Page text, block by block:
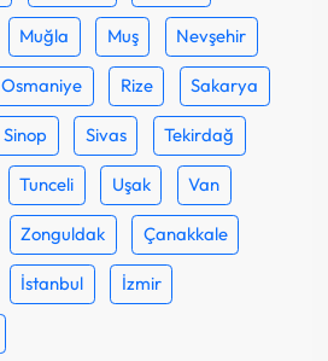
Muğla Muş Nevşehir
Osmaniye Rize Sakarya
Sinop Sivas Tekirdağ
Tunceli Uşak Van
Zonguldak Çanakkale
İstanbul İzmir